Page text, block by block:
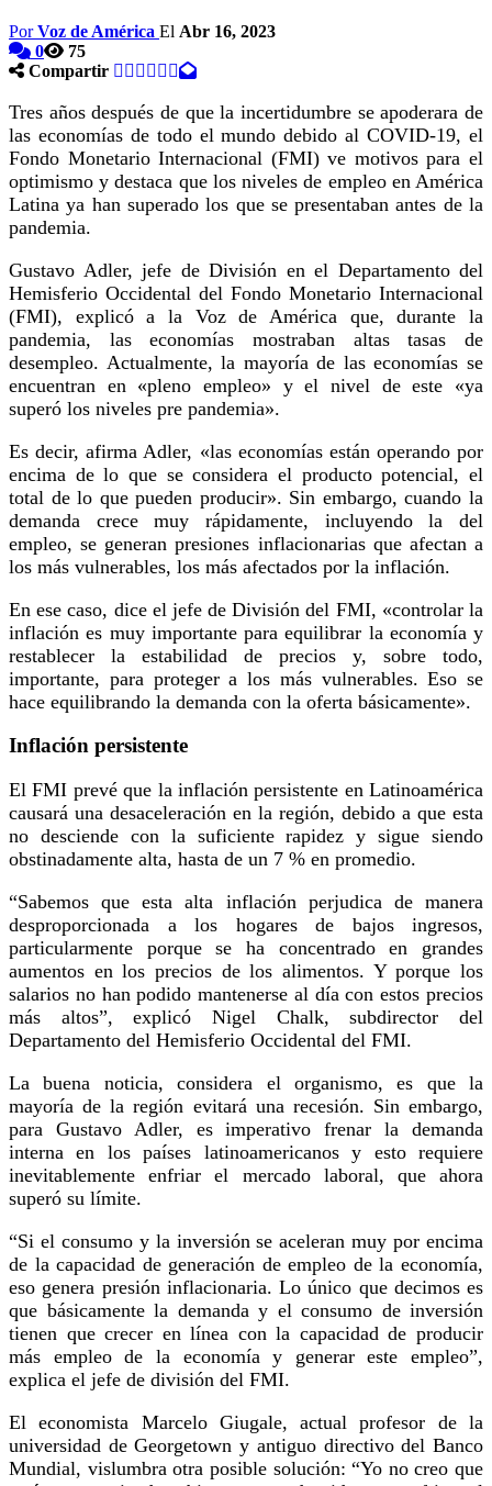
PorVoz de América El Abr 16, 2023
0
75
Compartir
Tres años después de que la incertidumbre se apoderara de
las economías de todo el mundo debido al COVID-19, el
Fondo Monetario Internacional (FMI) ve motivos para el
optimismo y destaca que los niveles de empleo en América
Latina ya han superado los que se presentaban antes de la
pandemia.
Gustavo Adler, jefe de División en el Departamento del
Hemisferio Occidental del Fondo Monetario Internacional
(FMI), explicó a la Voz de América que, durante la
pandemia, las economías mostraban altas tasas de
desempleo. Actualmente, la mayoría de las economías se
encuentran en «pleno empleo» y el nivel de este «ya
superó los niveles pre pandemia».
Es decir, afirma Adler, «las economías están operando por
encima de lo que se considera el producto potencial, el
total de lo que pueden producir». Sin embargo, cuando la
demanda crece muy rápidamente, incluyendo la del
empleo, se generan presiones inflacionarias que afectan a
los más vulnerables, los más afectados por la inflación.
En ese caso, dice el jefe de División del FMI, «controlar la
inflación es muy importante para equilibrar la economía y
restablecer la estabilidad de precios y, sobre todo,
importante, para proteger a los más vulnerables. Eso se
hace equilibrando la demanda con la oferta básicamente».
Inflación persistente
El FMI prevé que la inflación persistente en Latinoamérica
causará una desaceleración en la región, debido a que esta
no desciende con la suficiente rapidez y sigue siendo
obstinadamente alta, hasta de un 7 % en promedio.
“Sabemos que esta alta inflación perjudica de manera
desproporcionada a los hogares de bajos ingresos,
particularmente porque se ha concentrado en grandes
aumentos en los precios de los alimentos. Y porque los
salarios no han podido mantenerse al día con estos precios
más altos”, explicó Nigel Chalk, subdirector del
Departamento del Hemisferio Occidental del FMI.
La buena noticia, considera el organismo, es que la
mayoría de la región evitará una recesión. Sin embargo,
para Gustavo Adler, es imperativo frenar la demanda
interna en los países latinoamericanos y esto requiere
inevitablemente enfriar el mercado laboral, que ahora
superó su límite.
“Si el consumo y la inversión se aceleran muy por encima
de la capacidad de generación de empleo de la economía,
eso genera presión inflacionaria. Lo único que decimos es
que básicamente la demanda y el consumo de inversión
tienen que crecer en línea con la capacidad de producir
más empleo de la economía y generar este empleo”,
explica el jefe de división del FMI.
El economista Marcelo Giugale, actual profesor de la
universidad de Georgetown y antiguo directivo del Banco
Mundial, vislumbra otra posible solución: “Yo no creo que